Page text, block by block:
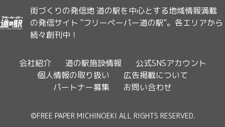
街づくりの発信地 道の駅を中心とする地域情報満載
の発信サイト "フリーペーパー道の駅"。各エリアから
続々創刊中！
会社紹介 道の駅施設情報
公式SNSアカウント
個人情報の取り扱い
広告掲載について
パートナー募集
お問い合わせ
©FREE PAPER MICHINOEKI ALL RIGHTS RESERVED.